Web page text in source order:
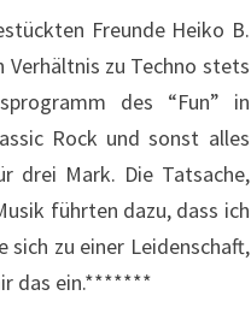
Freunde Heiko B.
Verhältnis zu Techno stets
des “Fun” in
Rock und sonst alles
drei Mark. Die Tatsache,
führten dazu, dass ich
zu einer Leidenschaft,
das ein.*******